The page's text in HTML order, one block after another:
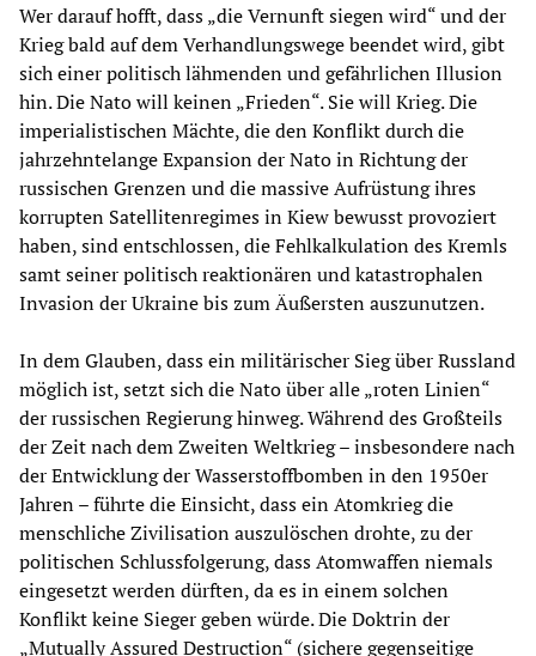
Wer darauf hofft, dass „die Vernunft siegen wird“ und der
Krieg bald auf dem Verhandlungswege beendet wird, gibt
sich einer politisch lähmenden und gefährlichen Illusion
hin. Die Nato will keinen „Frieden“. Sie will Krieg. Die
imperialistischen Mächte, die den Konflikt durch die
jahrzehntelange Expansion der Nato in Richtung der
russischen Grenzen und die massive Aufrüstung ihres
korrupten Satellitenregimes in Kiew bewusst provoziert
haben, sind entschlossen, die Fehlkalkulation des Kremls
samt seiner politisch reaktionären und katastrophalen
Invasion der Ukraine bis zum Äußersten auszunutzen.
In dem Glauben, dass ein militärischer Sieg über Russland
möglich ist, setzt sich die Nato über alle „roten Linien“
der russischen Regierung hinweg. Während des Großteils
der Zeit nach dem Zweiten Weltkrieg – insbesondere nach
der Entwicklung der Wasserstoffbomben in den 1950er
Jahren – führte die Einsicht, dass ein Atomkrieg die
menschliche Zivilisation auszulöschen drohte, zu der
politischen Schlussfolgerung, dass Atomwaffen niemals
eingesetzt werden dürften, da es in einem solchen
Konflikt keine Sieger geben würde. Die Doktrin der
„Mutually Assured Destruction“ (sichere gegenseitige